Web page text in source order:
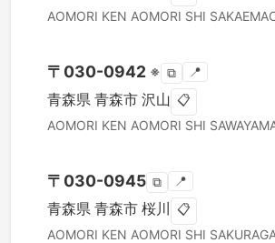
AOMORI KEN AOMORI SHI
〒 030-0942 ※ ⧉ 📍
青森県 青森市 沢山 📋
AOMORI KEN AOMORI SHI
〒 030-0945 ⧉ 📍
青森県 青森市 桜川 📋
AOMORI KEN AOMORI SHI